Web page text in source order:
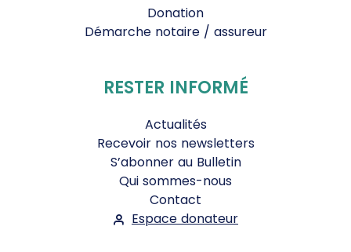
Donation
Démarche notaire / assureur
RESTER INFORMÉ
Actualités
Recevoir nos newsletters
S’abonner au Bulletin
Qui sommes-nous
Contact
Espace donateur